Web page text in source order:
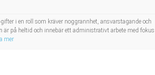
i en roll som kräver noggrannhet, ansvarstagande och
på heltid och innebär ett administrativt arbete med fokus
mer